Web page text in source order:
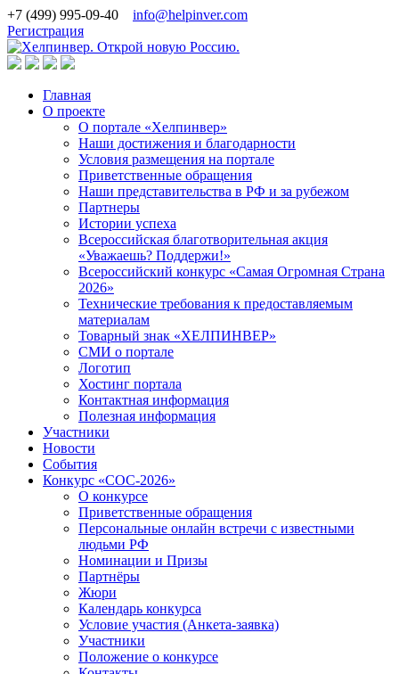
+7 (499) 995-09-40
info@helpinver.com
Регистрация
Главная
О проекте
О портале «Хелпинвер»
Наши достижения и благодарности
Условия размещения на портале
Приветственные обращения
Наши представительства в РФ и за рубежом
Партнеры
Истории успеха
Всероссийская благотворительная акция
«Уважаешь? Поддержи!»
Всероссийский конкурс «Самая Огромная Страна
2026»
Технические требования к предоставляемым
материалам
Товарный знак «ХЕЛПИНВЕР»
СМИ о портале
Логотип
Хостинг портала
Контактная информация
Полезная информация
Участники
Новости
События
Конкурс «СОС-2026»
О конкурсе
Приветственные обращения
Персональные онлайн встречи с известными
людьми РФ
Номинации и Призы
Партнёры
Жюри
Календарь конкурса
Условие участия (Анкета-заявка)
Участники
Положение о конкурсе